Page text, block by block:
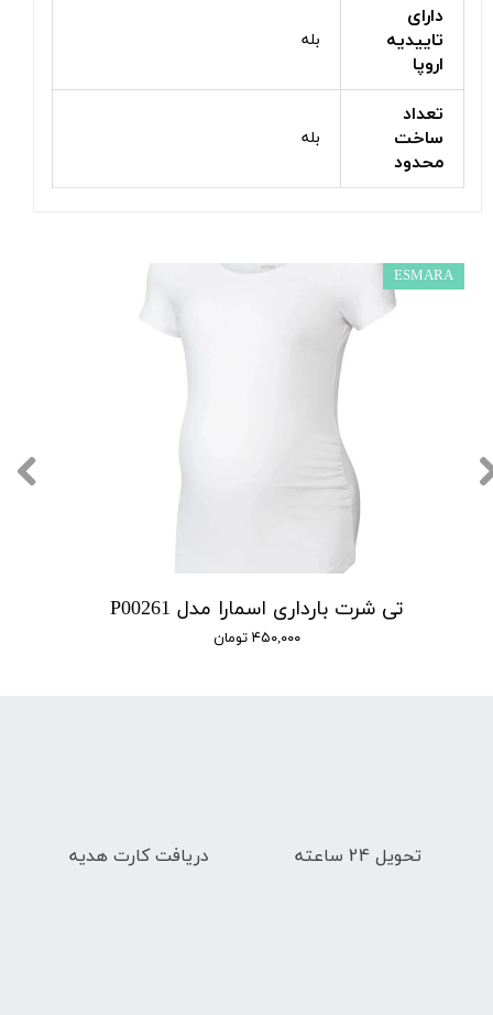
دارای
تاییدیه
اروپا
بله
تعداد
ساخت
محدود
بله
تی شرت بارداری اسمارا مدل P00261
۴۵۰,۰۰۰ تومان
ESMARA
تحویل 24 ساعته دریافت کارت هدیه